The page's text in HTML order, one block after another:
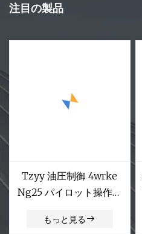
注目の製品
Tzyy 油圧制御 4wrke
Ng25 パイロット操作比
もっと見る